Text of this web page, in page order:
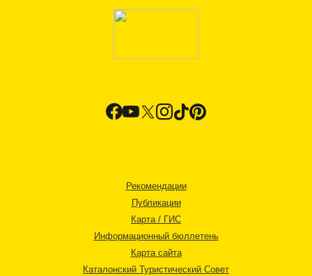
Рекомендации
Публикации
Карта / ГИС
Информационный бюллетень
Карта сайта
Каталонский Туристический Совет